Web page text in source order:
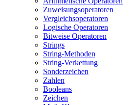
Zuweisungsoperatoren
Vergleichsoperatoren
Logische Operatoren
Bitweise Operatoren
Strings
String-Methoden
String-Verkettung
Sonderzeichen
Zahlen
Booleans
Zeichen